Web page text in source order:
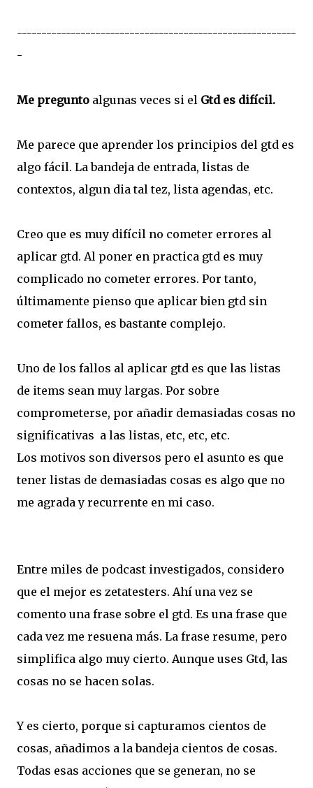
---------------------------------------------------------
-
Me pregunto algunas veces si el Gtd es difícil.
Me parece que aprender los principios del gtd es
algo fácil. La bandeja de entrada, listas de
contextos, algun dia tal tez, lista agendas, etc.
Creo que es muy difícil no cometer errores al
aplicar gtd. Al poner en practica gtd es muy
complicado no cometer errores. Por tanto,
últimamente pienso que aplicar bien gtd sin
cometer fallos, es bastante complejo.
Uno de los fallos al aplicar gtd es que las listas
de items sean muy largas. Por sobre
comprometerse, por añadir demasiadas cosas no
significativas a las listas, etc, etc, etc.
Los motivos son diversos pero el asunto es que
tener listas de demasiadas cosas es algo que no
me agrada y recurrente en mi caso.
Entre miles de podcast investigados, considero
que el mejor es zetatesters. Ahí una vez se
comento una frase sobre el gtd. Es una frase que
cada vez me resuena más. La frase resume, pero
simplifica algo muy cierto. Aunque uses Gtd, las
cosas no se hacen solas.
Y es cierto, porque si capturamos cientos de
cosas, añadimos a la bandeja cientos de cosas.
Todas esas acciones que se generan, no se